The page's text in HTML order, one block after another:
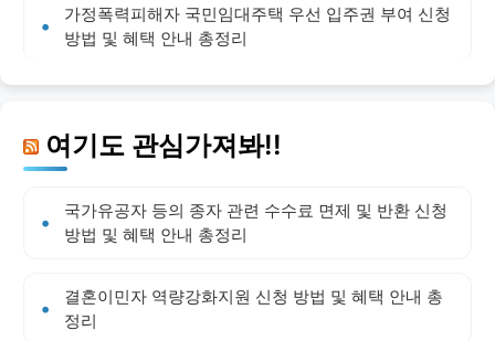
가정폭력피해자 국민임대주택 우선 입주권 부여 신청
방법 및 혜택 안내 총정리
여기도 관심가져봐!!
국가유공자 등의 종자 관련 수수료 면제 및 반환 신청
방법 및 혜택 안내 총정리
결혼이민자 역량강화지원 신청 방법 및 혜택 안내 총
정리